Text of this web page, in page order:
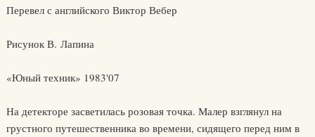
Перевел с английского Виктор Вебер
Рисунок В. Лапина
«Юный техник» 1983'07
На детекторе засветилась розовая точка. Малер взглянул на
грустного путешественника во времени, сидящего перед ним в